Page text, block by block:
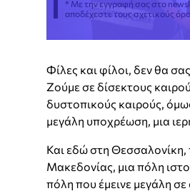
* Με την εγγραφή σας στο
αποδέχεστε τους σχετικούς
Φίλες και φίλοι, δεν θα
Ζούμε σε δίσεκτους
δυστοπικούς καιρούς,
μεγάλη υποχρέωση, μια
Και εδώ στη
Μακεδονίας, μια πόλη
πόλη που έμεινε μεγάλη σε